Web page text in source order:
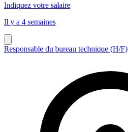
Indiquez votre salaire
Il y a 4 semaines
Responsable du bureau technique (H/F)